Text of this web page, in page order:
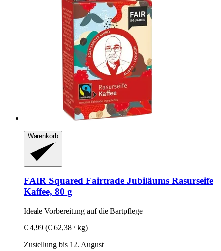
Warenkorb
FAIR Squared Fairtrade Jubiläums Rasurseife
Kaffee, 80 g
Ideale Vorbereitung auf die Bartpflege
€ 4,99 (€ 62,38 / kg)
Zustellung bis 12. August